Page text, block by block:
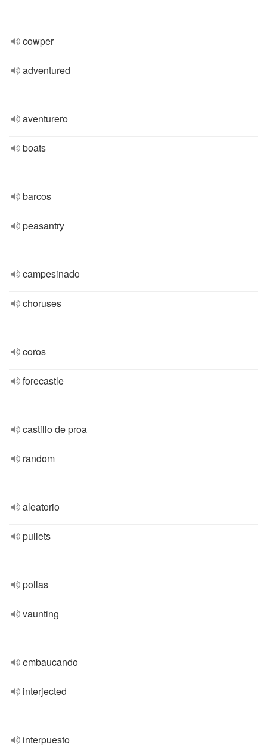
cowper
adventured
aventurero
boats
barcos
peasantry
campesinado
choruses
coros
forecastle
castillo de proa
random
aleatorio
pullets
pollas
vaunting
embaucando
interjected
interpuesto